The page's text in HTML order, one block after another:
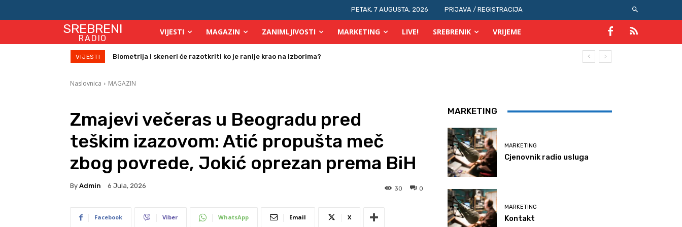
PETAK, 7 AUGUSTA, 2026 PRIJAVA / REGISTRACIJA
SREBRENI
RADIO
VIJESTI MAGAZIN ZANIMLJIVOSTI MARKETING LIVE! SREBRENIK VRIJEME
VIJESTI Biometrija i skeneri će razotkriti ko je ranije krao na izborima?
Počinje isplata julskih naknada za osobe s invaliditetom
Naslovnica MAGAZIN
Zmajevi večeras u Beogradu pred
teškim izazovom: Atić propušta meč
zbog povrede, Jokić oprezan prema BiH
By Admin 6 Jula, 2026 0
30
Facebook Viber WhatsApp Email X
MARKETING
MARKETING
Cjenovnik radio usluga
MARKETING
Kontakt